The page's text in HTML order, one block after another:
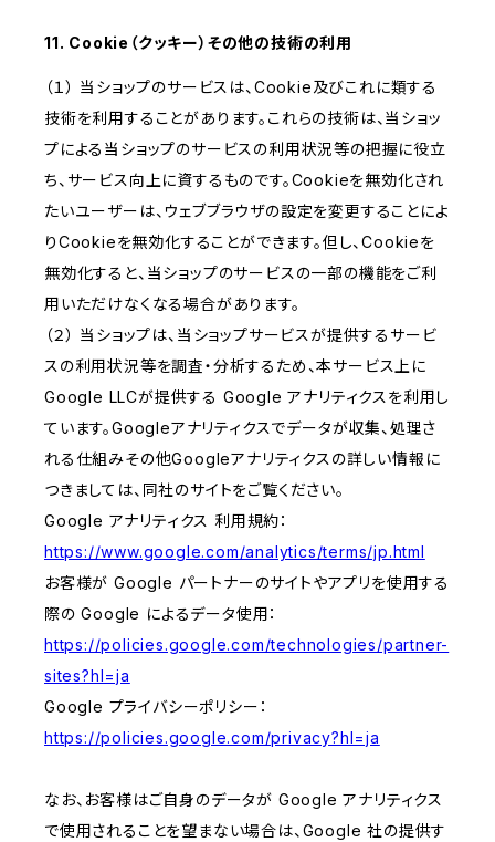
11. Cookie（クッキー）その他の技術の利用
（１） 当ショップのサービスは、Cookie及びこれに類する
技術を利用することがあります。これらの技術は、当ショッ
プによる当ショップのサービスの利用状況等の把握に役立
ち、サービス向上に資するものです。Cookieを無効化され
たいユーザーは、ウェブブラウザの設定を変更することによ
りCookieを無効化することができます。但し、Cookieを
無効化すると、当ショップのサービスの一部の機能をご利
用いただけなくなる場合があります。
（２） 当ショップは、当ショップサービスが提供するサービ
スの利用状況等を調査・分析するため、本サービス上に
Google LLCが提供する Google アナリティクスを利用し
ています。Googleアナリティクスでデータが収集、処理さ
れる仕組みその他Googleアナリティクスの詳しい情報に
つきましては、同社のサイトをご覧ください。
Google アナリティクス 利用規約：
https://www.google.com/analytics/terms/jp.html
お客様が Google パートナーのサイトやアプリを使用する
際の Google によるデータ使用：
https://policies.google.com/technologies/partner-
sites?hl=ja
Google プライバシーポリシー：
https://policies.google.com/privacy?hl=ja
なお、お客様はご自身のデータが Google アナリティクス
で使用されることを望まない場合は、Google 社の提供す